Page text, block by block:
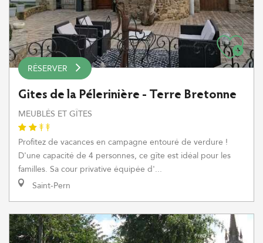
RÉSERVER
Gites de la Pélerinière - Terre Bretonne
MEUBLÉS ET GÎTES
Profitez de vacances en campagne entouré de verdure !
D'une capacité de 4 personnes, ce gîte est idéal pour les
familles. Sa cour privative équipée d'...
Saint-Pern